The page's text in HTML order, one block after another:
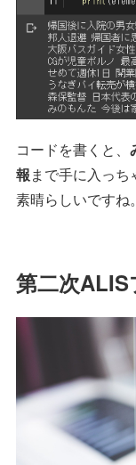
コードを書くと、
報まで手に入っち
素晴らしいですね。
第二次